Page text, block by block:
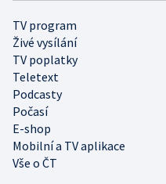
TV program
Živé vysílání
TV poplatky
Teletext
Podcasty
Počasí
E-shop
Mobilní a TV aplikace
Vše o ČT